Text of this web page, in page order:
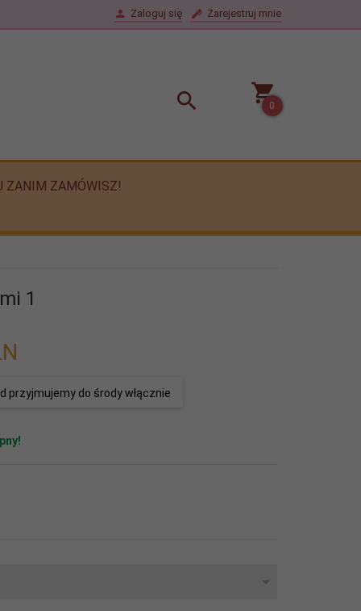
Zaloguj się Zarejestruj mnie
0
ZANIM ZAMÓWISZ!
1
przyjmujemy do środy włącznie